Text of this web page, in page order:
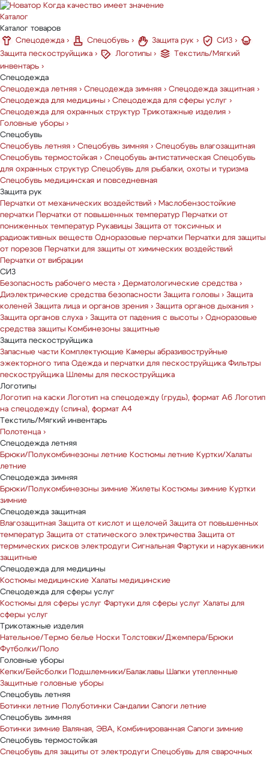
Когда качество имеет значение
Каталог
Каталог товаров
Спецодежда › Спецобувь › Защита рук › СИЗ ›
Защита пескоструйщика › Логотипы ›
Текстиль/Мягкий
инвентарь ›
Спецодежда
Спецодежда летняя › Спецодежда зимняя › Спецодежда защитная ›
Спецодежда для медицины › Спецодежда для сферы услуг ›
Спецодежда для охранных структур
Трикотажные изделия ›
Головные уборы ›
Спецобувь
Спецобувь летняя › Спецобувь зимняя › Спецобувь влагозащитная
Спецобувь термостойкая › Спецобувь антистатическая Спецобувь
для охранных структур Спецобувь для рыбалки, охоты и туризма
Спецобувь медицинская и повседневная
Защита рук
Перчатки от механических воздействий › Маслобензостойкие
перчатки
Перчатки от повышенных температур
Перчатки от
пониженных температур Рукавицы Защита от токсичных и
радиоактивных веществ Одноразовые перчатки
Перчатки для защиты
от порезов
Перчатки для защиты от химических воздействий
Перчатки от вибрации
СИЗ
Безопасность рабочего места › Дерматологические средства ›
Диэлектрические средства безопасности Защита головы › Защита
коленей Защита лица и органов зрения › Защита органов дыхания ›
Защита органов слуха › Защита от падения с высоты › Одноразовые
средства защиты Комбинезоны защитные
Защита пескоструйщика
Запасные части Комплектующие Камеры абразивоструйные
эжекторного типа Одежда и перчатки для пескоструйщика Фильтры
пескоструйщика Шлемы для пескоструйщика
Логотипы
Логотип на каски Логотип на спецодежду (грудь), формат А6 Логотип
на спецодежду (спина), формат А4
Текстиль/Мягкий инвентарь
Полотенца ›
Спецодежда летняя
Брюки/Полукомбинезоны летние Костюмы летние Куртки/Халаты
летние
Спецодежда зимняя
Брюки/Полукомбинезоны зимние Жилеты Костюмы зимние Куртки
зимние
Спецодежда защитная
Влагозащитная Защита от кислот и щелочей Защита от повышенных
температур Защита от статического электричества Защита от
термических рисков электродуги Сигнальная Фартуки и нарукавники
защитные
Спецодежда для медицины
Костюмы медицинские Халаты медицинские
Спецодежда для сферы услуг
Костюмы для сферы услуг Фартуки для сферы услуг Халаты для
сферы услуг
Трикотажные изделия
Нательное/Термо белье Носки
Толстовки/Джемпера/Брюки
Футболки/Поло
Головные уборы
Кепки/Бейсболки
Подшлемники/Балаклавы Шапки утепленные
Защитные головные уборы
Спецобувь летняя
Ботинки летние
Полуботинки Сандалии Сапоги летние
Спецобувь зимняя
Ботинки зимние Валяная, ЭВА, Комбинированная Сапоги зимние
Спецобувь термостойкая
Спецобувь для защиты от электродуги Спецобувь для сварочных